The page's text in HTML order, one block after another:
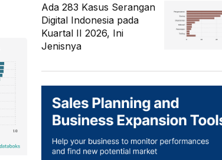
Ada 283 Kasus Serangan
Digital Indonesia pada
Kuartal II 2026, Ini
Jenisnya